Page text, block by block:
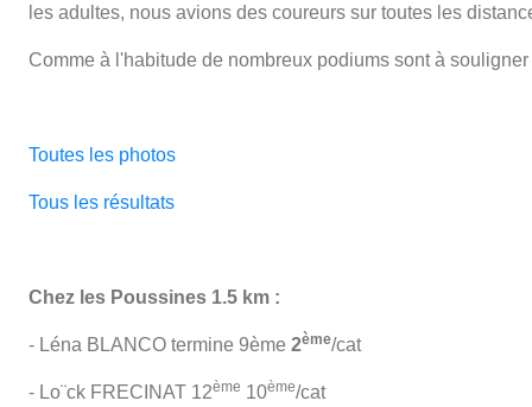
les adultes, nous avions des coureurs sur toutes les
Comme à l'habitude de nombreux podiums sont à souligner
Toutes les photos
Tous les résultats
Chez les Poussines 1.5 km :
- Léna BLANCO termine 9ème 2ème/cat
- Lo¨ck FRECINAT 12ème 10ème/cat